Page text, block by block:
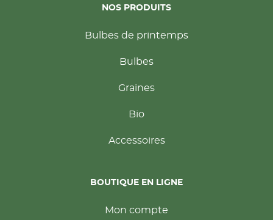
NOS PRODUITS
Bulbes de printemps
Bulbes
Graines
Bio
Accessoires
BOUTIQUE EN LIGNE
Mon compte